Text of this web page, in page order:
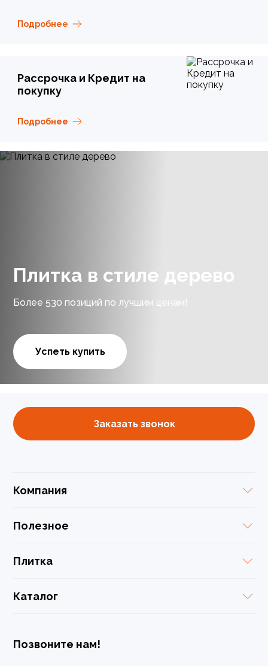
Подробнее
Рассрочка и Кредит на
покупку
Подробнее
Плитка в стиле дерево
Успеть купить
Более 530 позиций по лучшим ценам!
Заказать звонок
Компания
Полезное
Плитка
Каталог
Позвоните нам!